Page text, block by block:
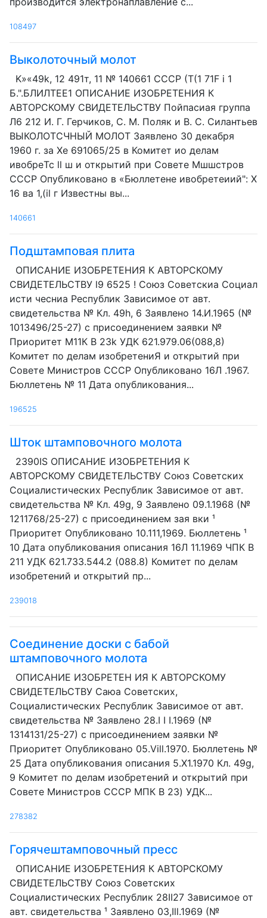
108497
Выколоточный молот
K»«49k, 12 491т, 11 № 140661 СССР (Т(1 71F i 1
Б.".БЛИЛТЕЕ1 ОПИСАНИЕ ИЗОБРЕТЕНИЯ К
АВТОРСКОМУ СВИДЕТЕЛЬСТВУ Пойпасиая группа
Л6 212 И. Г. Герчиков, С. М. Поляк и В. С. Силантьев
ВЫКОЛОТСЧНЫЙ МОЛОТ Заявлено 30 декабря
1960 г. за Хе 691065/25 в Комитет ио делам
ивобреTc ll ш и открытий при Совете Мшшстров
СССР Опубликовано в «Бюллетене ивобретеиий": X
16 ва 1,(il г Известны вы...
140661
Подштамповая плита
ОПИСАНИЕ ИЗОБРЕТЕНИЯ К АВТОРСКОМУ
СВИДЕТЕЛЬСТВУ l9 6525 ! Союз Советскиа Социал
исти чесниа Республик Зависимое от авт.
свидетельства № Кл. 49h, 6 Заявлено 14.И.1965 (№
1013496/25-27) с присоединением заявки №
Приоритет М11К В 23k УДК 621.979.06(088,8)
Комитет по делам изобретениЯ и открытий при
Совете Министров СССР Опубликовано 16Л .1967.
Бюллетень № 11 Дата опубликования...
196525
Шток штамповочного молота
2390IS ОПИСАНИЕ ИЗОБРЕТЕНИЯ К
АВТОРСКОМУ СВИДЕТЕЛЬСТВУ Союз Советских
Социалистических Республик Зависимое от авт.
свидетельства № Кл. 49g, 9 Заявлено 09.1.1968 (№
1211768/25-27) с присоединением зая вки ¹
Приоритет Опубликовано 10.111,1969. Бюллетень ¹
10 Дата опубликования описания 16Л 11.1969 ЧПК В
211 УДК 621.733.544.2 (088.8) Комитет по делам
изобретений и открытий пр...
239018
Соединение доски с бабой
штамповочного молота
ОПИСАНИЕ ИЗОБРЕТЕН ИЯ К АВТОРСКОМУ
СВИДЕТЕЛЬСТВУ Саюа Советских,
Социалистических Республик Зависимое от авт.
свидетельства № Заявлено 28.I I I.1969 (№
1314131/25-27) с присоединением заявки №
Приоритет Опубликовано 05.Vill.1970. Бюллетень №
25 Дата опубликования описания 5.Х1.1970 Кл. 49g,
9 Комитет по делам изобретений и открытий при
Совете Министров СССР МПК В 23) УДК...
278382
Горячештамповочный пресс
ОПИСАНИЕ ИЗОБРЕТЕНИЯ К АВТОРСКОМУ
СВИДЕТЕЛЬСТВУ Союз Советских
Социалистических Республик 28II27 Зависимое от
авт. свидетельства ¹ Заявлено 03,Ill.1969 (№